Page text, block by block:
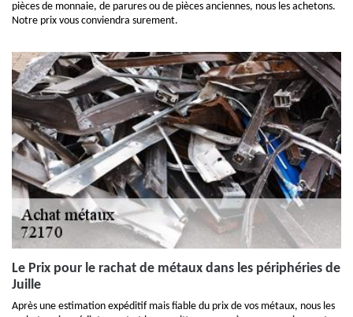
pièces de monnaie, de parures ou de pièces anciennes, nous les achetons.
Notre prix vous conviendra surement.
Le Prix pour le rachat de métaux dans les périphéries de
Juille
Après une estimation expéditif mais fiable du prix de vos métaux, nous les